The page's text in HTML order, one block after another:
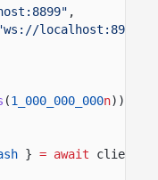
,
localhost:8900"
(1_000_000_000n)))
} = await